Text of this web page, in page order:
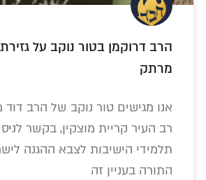
הרב דרוקמן בטור נוקב על
מרתק
אנו מגישים טור נוקב של הרב דוד
רב העיר קריית מוצקין, בקשר
תלמידי הישיבות לצבא ההגנה
התורה בעניין זה